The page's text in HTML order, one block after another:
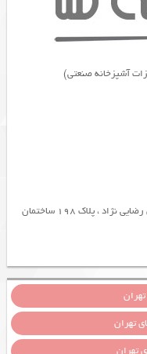
آشپزخانه صنعتی)
آدرس : تهران ، بلوار مرزداران ، بعد از خیابان رضایی نژاد ، پلاک 198 ساختمان
تهران